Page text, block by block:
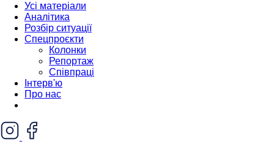
Усі матеріали
Аналітика
Розбір ситуації
Спецпроєкти
Колонки
Репортаж
Співпраці
Інтерв'ю
Про нас